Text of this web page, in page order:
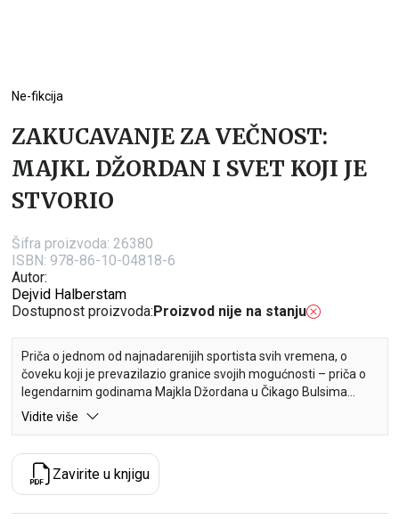
Ne-fikcija
ZAKUCAVANJE ZA VEČNOST:
MAJKL DŽORDAN I SVET KOJI JE
STVORIO
Šifra proizvoda: 26380
ISBN: 978-86-10-04818-6
Autor:
Dejvid Halberstam
Dostupnost proizvoda: Proizvod nije na stanju
Priča o jednom od najnadarenijih sportista svih vremena, o
čoveku koji je prevazilazio granice svojih mogućnosti – priča o
legendarnim godinama Majkla Džordana u Čikago Bulsima
Majklu Džordanu, jednu od najvećih sportskih priča našeg
vremena. Ovo je pripovest o zadivljujućoj moći i ljudskoj drami,
prepuna anegdota i prodornih uvida, knjiga koja pripoveda o
velikim silama u Džordanovom životu koje su ga oblikovale u
Vidite više
Zavirite u knjigu